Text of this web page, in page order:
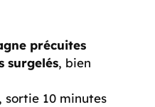
précuites
surgelés, bien
, sortie 10 minutes